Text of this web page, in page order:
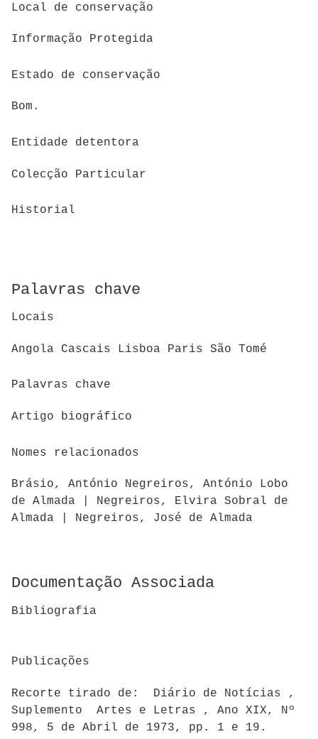
Local de conservação
Informação Protegida
Estado de conservação
Bom.
Entidade detentora
Colecção Particular
Historial
Palavras chave
Locais
Angola Cascais Lisboa Paris São Tomé
Palavras chave
Artigo biográfico
Nomes relacionados
Brásio, António Negreiros, António Lobo
de Almada | Negreiros, Elvira Sobral de
Almada | Negreiros, José de Almada
Documentação Associada
Bibliografia
Publicações
Recorte tirado de: Diário de Notícias ,
Suplemento Artes e Letras , Ano XIX, Nº
998, 5 de Abril de 1973, pp. 1 e 19.